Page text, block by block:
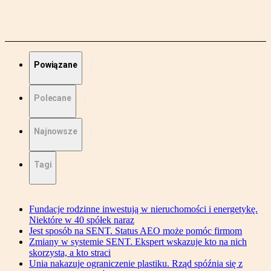
Powiązane
Polecane
Najnowsze
Tagi
Fundacje rodzinne inwestują w nieruchomości i energetykę.
Niektóre w 40 spółek naraz
Jest sposób na SENT. Status AEO może pomóc firmom
Zmiany w systemie SENT. Ekspert wskazuje kto na nich
skorzysta, a kto straci
Unia nakazuje ograniczenie plastiku. Rząd spóźnia się z